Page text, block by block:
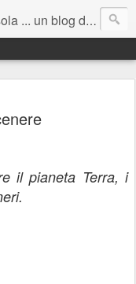
Scrivo poco, quando capita, all'improvviso. Benvenuti :)
il pianeta Terra, i